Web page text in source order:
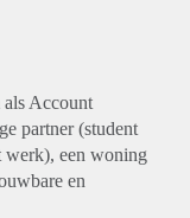
Account
partner (student
werk), een woning
en